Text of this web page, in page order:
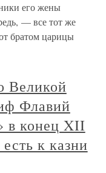
его жены
— все тот же
братом царицы
Великой
Флавий
в конец XII
к казни